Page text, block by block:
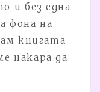
и без една
фона на
книгата
накара да